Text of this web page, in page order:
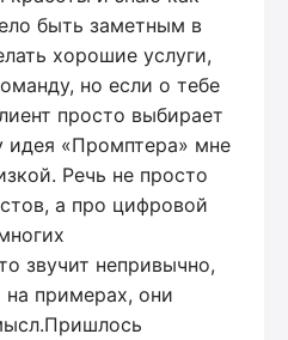
быть заметным в
хорошие услуги,
но если о тебе
просто выбирает
идея «Промптера» мне
Речь не просто
а про цифровой
звучит непривычно,
на примерах, они